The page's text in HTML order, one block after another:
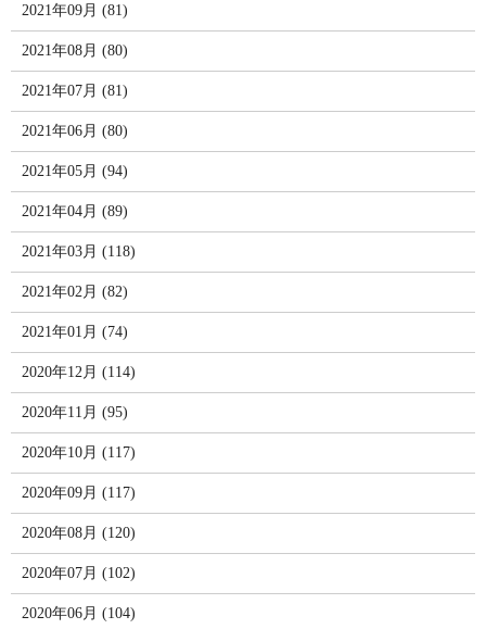
2021年09月 (81)
2021年08月 (80)
2021年07月 (81)
2021年06月 (80)
2021年05月 (94)
2021年04月 (89)
2021年03月 (118)
2021年02月 (82)
2021年01月 (74)
2020年12月 (114)
2020年11月 (95)
2020年10月 (117)
2020年09月 (117)
2020年08月 (120)
2020年07月 (102)
2020年06月 (104)